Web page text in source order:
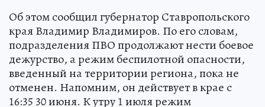
Об этом сообщил губернатор Ставропольского
края Владимир Владимиров. По его словам,
подразделения ПВО продолжают нести боевое
дежурство, а режим беспилотной опасности,
введенный на территории региона, пока не
отменен. Напомним, он действует в крае с
16:35 30 июня. К утру 1 июля режим